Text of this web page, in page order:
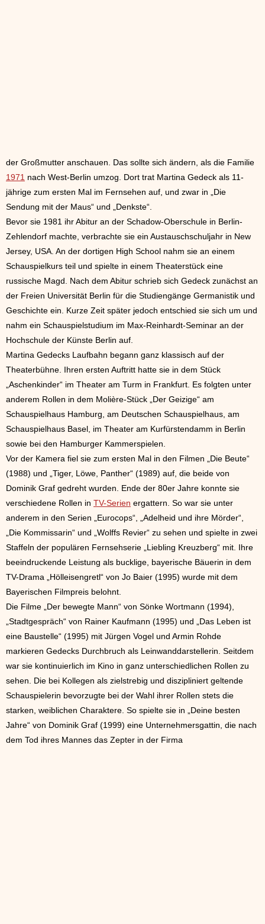
der Großmutter anschauen. Das sollte sich ändern, als die Familie
1971 nach West-Berlin umzog. Dort trat Martina Gedeck als 11-
jährige zum ersten Mal im Fernsehen auf, und zwar in „Die
Sendung mit der Maus“ und „Denkste“.
Bevor sie 1981 ihr Abitur an der Schadow-Oberschule in Berlin-
Zehlendorf machte, verbrachte sie ein Austauschschuljahr in New
Jersey, USA. An der dortigen High School nahm sie an einem
Schauspielkurs teil und spielte in einem Theaterstück eine
russische Magd. Nach dem Abitur schrieb sich Gedeck zunächst an
der Freien Universität Berlin für die Studiengänge Germanistik und
Geschichte ein. Kurze Zeit später jedoch entschied sie sich um und
nahm ein Schauspielstudium im Max-Reinhardt-Seminar an der
Hochschule der Künste Berlin auf.
Martina Gedecks Laufbahn begann ganz klassisch auf der
Theaterbühne. Ihren ersten Auftritt hatte sie in dem Stück
„Aschenkinder“ im Theater am Turm in Frankfurt. Es folgten unter
anderem Rollen in dem Molière-Stück „Der Geizige“ am
Schauspielhaus Hamburg, am Deutschen Schauspielhaus, am
Schauspielhaus Basel, im Theater am Kurfürstendamm in Berlin
sowie bei den Hamburger Kammerspielen.
Vor der Kamera fiel sie zum ersten Mal in den Filmen „Die Beute“
(1988) und „Tiger, Löwe, Panther“ (1989) auf, die beide von
Dominik Graf gedreht wurden. Ende der 80er Jahre konnte sie
verschiedene Rollen in TV-Serien ergattern. So war sie unter
anderem in den Serien „Eurocops“, „Adelheid und ihre Mörder“,
„Die Kommissarin“ und „Wolffs Revier“ zu sehen und spielte in zwei
Staffeln der populären Fernsehserie „Liebling Kreuzberg“ mit. Ihre
beeindruckende Leistung als bucklige, bayerische Bäuerin in dem
TV-Drama „Hölleisengretl“ von Jo Baier (1995) wurde mit dem
Bayerischen Filmpreis belohnt.
Die Filme „Der bewegte Mann“ von Sönke Wortmann (1994),
„Stadtgespräch“ von Rainer Kaufmann (1995) und „Das Leben ist
eine Baustelle“ (1995) mit Jürgen Vogel und Armin Rohde
markieren Gedecks Durchbruch als Leinwanddarstellerin. Seitdem
war sie kontinuierlich im Kino in ganz unterschiedlichen Rollen zu
sehen. Die bei Kollegen als zielstrebig und diszipliniert geltende
Schauspielerin bevorzugte bei der Wahl ihrer Rollen stets die
starken, weiblichen Charaktere. So spielte sie in „Deine besten
Jahre“ von Dominik Graf (1999) eine Unternehmersgattin, die nach
dem Tod ihres Mannes das Zepter in der Firma